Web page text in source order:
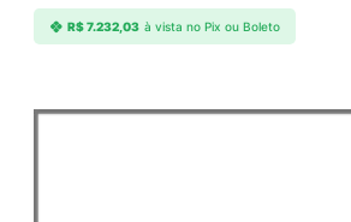
R$7.232,03 à vista no Pix ou Boleto